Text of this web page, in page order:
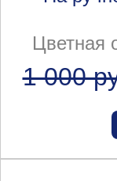
Цветная
1 000